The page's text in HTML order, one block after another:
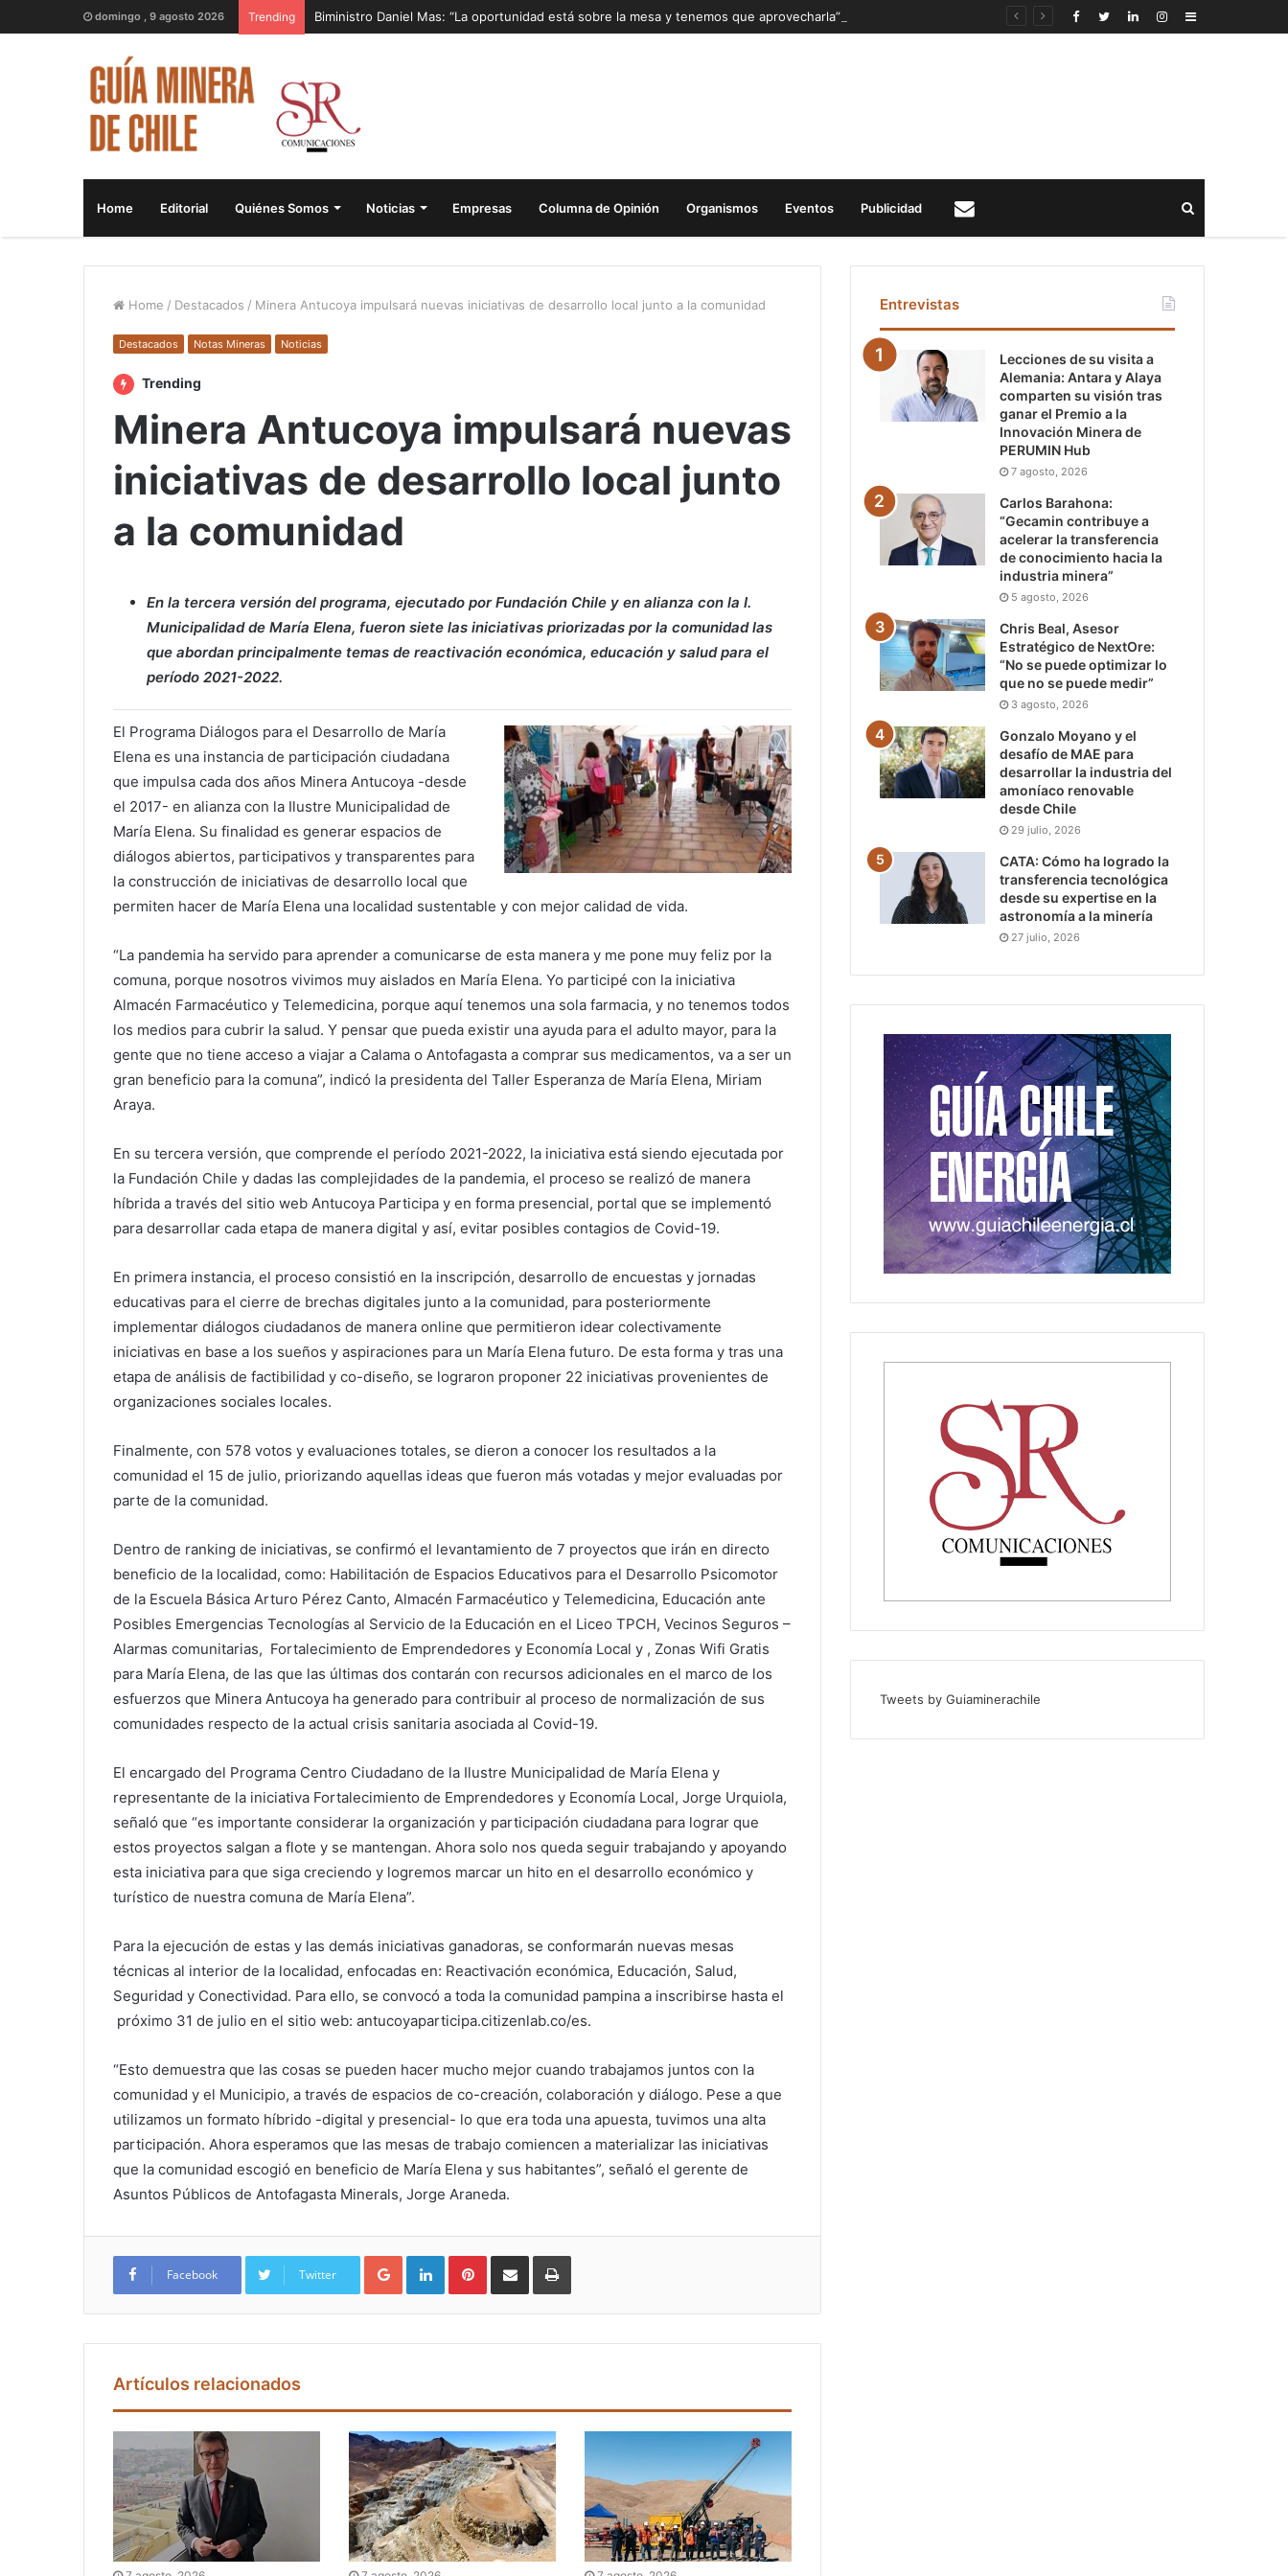
domingo , 9 agosto 2026 Trending Biministro Daniel Mas: “La oportunidad está sobre la mesa y tenemos que aprovecharla” Sidebar
Home Editorial Quiénes Somos Noticias Empresas Columna de Opinión Organismos Eventos Publicidad
Home / Destacados / Minera Antucoya impulsará nuevas iniciativas de desarrollo local junto a la comunidad
Destacados Notas Mineras Noticias
Trending
Minera Antucoya impulsará nuevas
iniciativas de desarrollo local junto
a la comunidad
En la tercera versión del programa, ejecutado por Fundación Chile y en alianza con la I.
Municipalidad de María Elena, fueron siete las iniciativas priorizadas por la comunidad las
que abordan principalmente temas de reactivación económica, educación y salud para el
período 2021-2022.
El Programa Diálogos para el Desarrollo de María
Elena es una instancia de participación ciudadana
que impulsa cada dos años Minera Antucoya -desde
el 2017- en alianza con la Ilustre Municipalidad de
María Elena. Su finalidad es generar espacios de
diálogos abiertos, participativos y transparentes para
la construcción de iniciativas de desarrollo local que
permiten hacer de María Elena una localidad sustentable y con mejor calidad de vida.
“La pandemia ha servido para aprender a comunicarse de esta manera y me pone muy feliz por la
comuna, porque nosotros vivimos muy aislados en María Elena. Yo participé con la iniciativa
Almacén Farmacéutico y Telemedicina, porque aquí tenemos una sola farmacia, y no tenemos todos
los medios para cubrir la salud. Y pensar que pueda existir una ayuda para el adulto mayor, para la
gente que no tiene acceso a viajar a Calama o Antofagasta a comprar sus medicamentos, va a ser un
gran beneficio para la comuna”, indicó la presidenta del Taller Esperanza de María Elena, Miriam
Araya.
En su tercera versión, que comprende el período 2021-2022, la iniciativa está siendo ejecutada por
la Fundación Chile y dadas las complejidades de la pandemia, el proceso se realizó de manera
híbrida a través del sitio web Antucoya Participa y en forma presencial, portal que se implementó
para desarrollar cada etapa de manera digital y así, evitar posibles contagios de Covid-19.
En primera instancia, el proceso consistió en la inscripción, desarrollo de encuestas y jornadas
educativas para el cierre de brechas digitales junto a la comunidad, para posteriormente
implementar diálogos ciudadanos de manera online que permitieron idear colectivamente
iniciativas en base a los sueños y aspiraciones para un María Elena futuro. De esta forma y tras una
etapa de análisis de factibilidad y co-diseño, se lograron proponer 22 iniciativas provenientes de
organizaciones sociales locales.
Finalmente, con 578 votos y evaluaciones totales, se dieron a conocer los resultados a la
comunidad el 15 de julio, priorizando aquellas ideas que fueron más votadas y mejor evaluadas por
parte de la comunidad.
Dentro de ranking de iniciativas, se confirmó el levantamiento de 7 proyectos que irán en directo
beneficio de la localidad, como: Habilitación de Espacios Educativos para el Desarrollo Psicomotor
de la Escuela Básica Arturo Pérez Canto, Almacén Farmacéutico y Telemedicina, Educación ante
Posibles Emergencias Tecnologías al Servicio de la Educación en el Liceo TPCH, Vecinos Seguros –
Alarmas comunitarias, Fortalecimiento de Emprendedores y Economía Local y , Zonas Wifi Gratis
para María Elena, de las que las últimas dos contarán con recursos adicionales en el marco de los
esfuerzos que Minera Antucoya ha generado para contribuir al proceso de normalización de sus
comunidades respecto de la actual crisis sanitaria asociada al Covid-19.
El encargado del Programa Centro Ciudadano de la Ilustre Municipalidad de María Elena y
representante de la iniciativa Fortalecimiento de Emprendedores y Economía Local, Jorge Urquiola,
señaló que “es importante considerar la organización y participación ciudadana para lograr que
estos proyectos salgan a flote y se mantengan. Ahora solo nos queda seguir trabajando y apoyando
esta iniciativa para que siga creciendo y logremos marcar un hito en el desarrollo económico y
turístico de nuestra comuna de María Elena”.
Para la ejecución de estas y las demás iniciativas ganadoras, se conformarán nuevas mesas
técnicas al interior de la localidad, enfocadas en: Reactivación económica, Educación, Salud,
Seguridad y Conectividad. Para ello, se convocó a toda la comunidad pampina a inscribirse hasta el
próximo 31 de julio en el sitio web: antucoyaparticipa.citizenlab.co/es.
“Esto demuestra que las cosas se pueden hacer mucho mejor cuando trabajamos juntos con la
comunidad y el Municipio, a través de espacios de co-creación, colaboración y diálogo. Pese a que
utilizamos un formato híbrido -digital y presencial- lo que era toda una apuesta, tuvimos una alta
participación. Ahora esperamos que las mesas de trabajo comiencen a materializar las iniciativas
que la comunidad escogió en beneficio de María Elena y sus habitantes”, señaló el gerente de
Asuntos Públicos de Antofagasta Minerals, Jorge Araneda.
Facebook Twitter
Google+ LinkedIn Pinterest
Artículos relacionados
Entrevistas
Lecciones de su visita a
Alemania: Antara y Alaya
comparten su visión tras
ganar el Premio a la
Innovación Minera de
PERUMIN Hub
7 agosto, 2026
Carlos Barahona:
“Gecamin contribuye a
acelerar la transferencia
de conocimiento hacia la
industria minera”
5 agosto, 2026
Chris Beal, Asesor
Estratégico de NextOre:
“No se puede optimizar lo
que no se puede medir”
3 agosto, 2026
Gonzalo Moyano y el
desafío de MAE para
desarrollar la industria del
amoníaco renovable
desde Chile
29 julio, 2026
CATA: Cómo ha logrado la
transferencia tecnológica
desde su expertise en la
astronomía a la minería
27 julio, 2026
Tweets by Guiaminerachile